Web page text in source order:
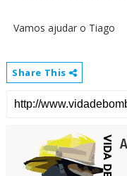
Vamos ajudar o Tiago
Share This